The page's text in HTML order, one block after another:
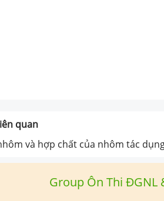
quan
và hợp chất của nhôm tác
Group Ôn Thi ĐGNL